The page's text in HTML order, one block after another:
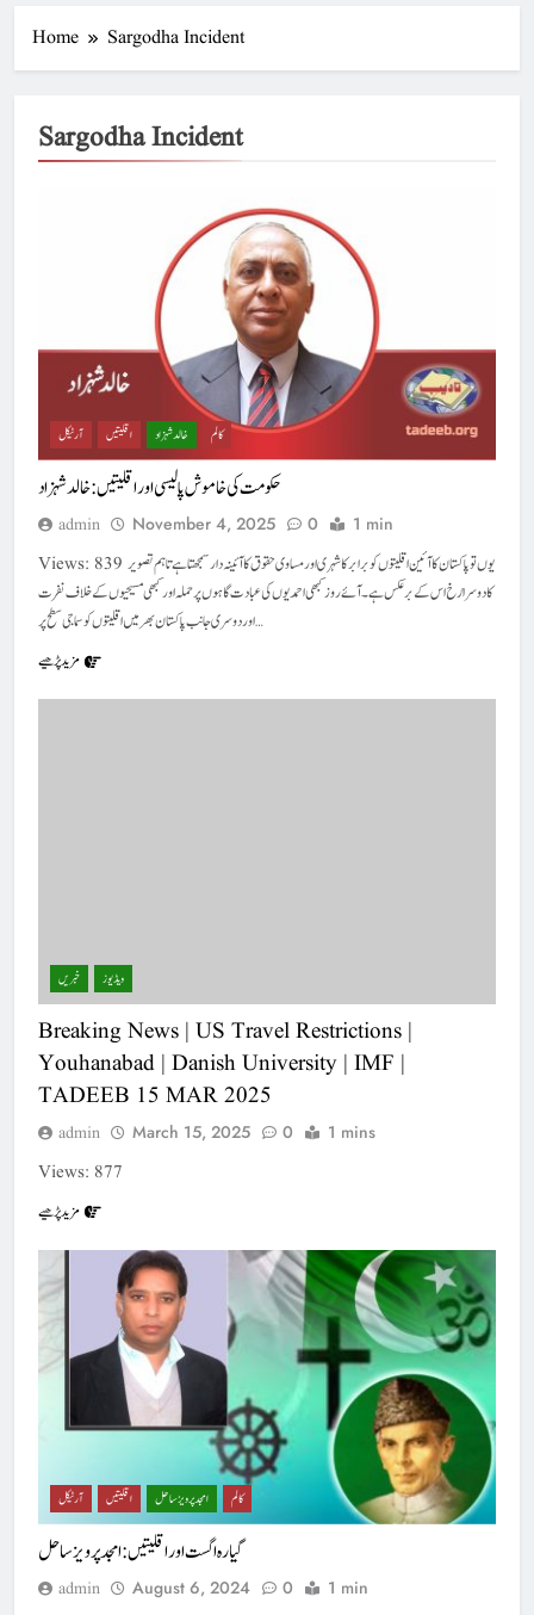
Home Sargodha Incident
Sargodha Incident
آرٹیکل اقلیتیں خالد شہزاد کالم
حکومت کی خاموش پالیسی اور اقلیتیں :خالد شہزاد
admin November 4, 2025 0 1 min
Views: 839 یوں تو پاکستان کا آئین اقلیتوں کو برابر کا شہری اور مساوی حقوق کا آئینہ دار سمجھتا ہے تاہم تصویر
کا دوسرا رُخ اس کے برعکس ہے۔ آئے روز کبھی احمدیوں کی عبادت گاہوں پر حملہ اور کبھی مسیحیوں کے خلاف نفرت
اور دوسری جانب پاکستان بھر میں اقلیتوں کو سماجی سطح پر…
مزید پڑھیے
خبریں ویڈیوز
Breaking News | US Travel Restrictions |
Youhanabad | Danish University | IMF |
TADEEB 15 MAR 2025
admin March 15, 2025 0 1 mins
Views: 877
مزید پڑھیے
آرٹیکل اقلیتیں امجد پرویز ساحل کالم
گیارہ اگست اور اقلیتیں : امجد پرویزساحل
admin August 6, 2024 0 1 min